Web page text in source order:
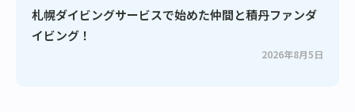
札幌ダイビングサービスで始めた仲間と積丹ファンダ
イビング！
2026年8月5日